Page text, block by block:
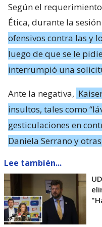
Según el
Ética, durante la sesión
ofensivos contra las y
luego de que se le
interrumpió una
Ante la negativa,
insultos, tales como
gesticulaciones en
Daniela Serrano y
Lee también...